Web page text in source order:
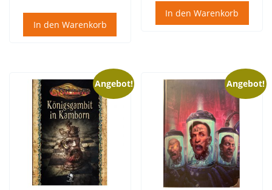
In den Warenkorb
In den Warenkorb
Angebot! Angebot!